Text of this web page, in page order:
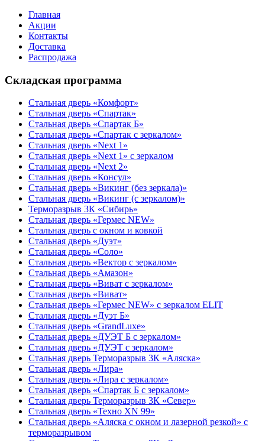
Главная
Акции
Контакты
Доставка
Распродажа
Складская программа
Стальная дверь «Комфорт»
Стальная дверь «Спартак»
Стальная дверь «Спартак Б»
Стальная дверь «Спартак с зеркалом»
Стальная дверь «Next 1»
Стальная дверь «Next 1» с зеркалом
Стальная дверь «Next 2»
Стальная дверь «Консул»
Стальная дверь «Викинг (без зеркала)»
Стальная дверь «Викинг (с зеркалом)»
Терморазрыв 3К «Сибирь»
Стальная дверь «Гермес NEW»
Стальная дверь с окном и ковкой
Стальная дверь «Дуэт»
Стальная дверь «Соло»
Стальная дверь «Вектор с зеркалом»
Стальная дверь «Амазон»
Стальная дверь «Виват с зеркалом»
Стальная дверь «Виват»
Стальная дверь «Гермес NEW» с зеркалом ELIT
Стальная дверь «Дуэт Б»
Стальная дверь «GrandLuxe»
Стальная дверь «ДУЭТ Б с зеркалом»
Стальная дверь «ДУЭТ с зеркалом»
Стальная дверь Терморазрыв 3К «Аляска»
Стальная дверь «Лира»
Стальная дверь «Лира с зеркалом»
Стальная дверь «Спартак Б с зеркалом»
Стальная дверь Терморазрыв 3К «Север»
Стальная дверь «Техно XN 99»
Стальная дверь «Аляска с окном и лазерной резкой» с
терморазрывом